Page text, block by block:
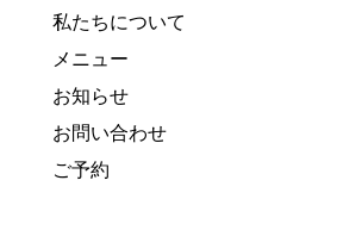
私たちについて
メニュー
お知らせ
お問い合わせ
ご予約